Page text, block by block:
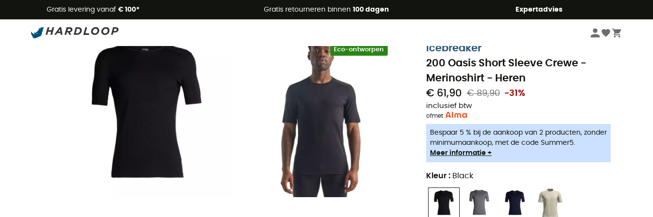
Gratis levering vanaf € 100* Gratis retourneren binnen 100 dagen Expertadvies
Zomeraanbiedingen 🔥 -5% EXTRA vanaf 2 producten* met code Summer5
Eco-ontworpen
Thermo Ondergoed heren
icebreaker
200 Oasis Short Sleeve Crewe -
Merinoshirt - Heren
€ 61,90 € 89,90 -31%
inclusief btw
ofmet
Bespaar 5 % bij de aankoop van 2 producten, zonder
minimumaankoop, met de code Summer5.
Meer informatie +
Kleur : Black